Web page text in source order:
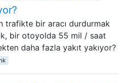
trafikte bir aracı durdurmak
bir otoyolda 55 mil / saat
daha fazla yakıt yakıyor?